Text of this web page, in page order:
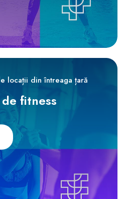
locații din întreaga țară
fitness